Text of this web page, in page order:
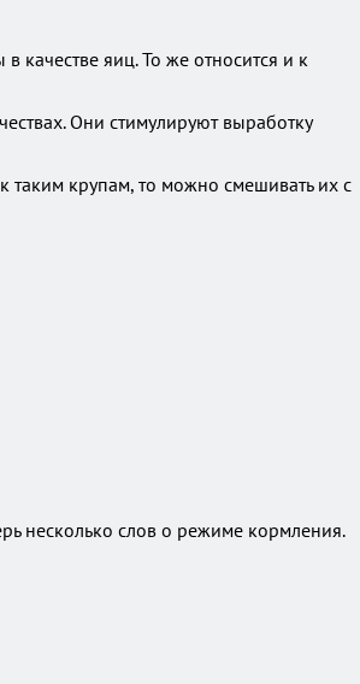
качестве яиц. То же относится и к
Они стимулируют выработку
крупам, то можно смешивать их с
несколько слов о режиме кормления.